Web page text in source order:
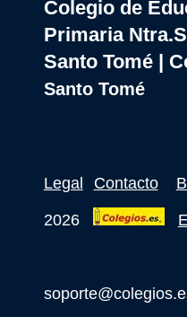
Colegio de
Primaria
Santo Tomé |
Santo Tomé
Legal Contacto
2026